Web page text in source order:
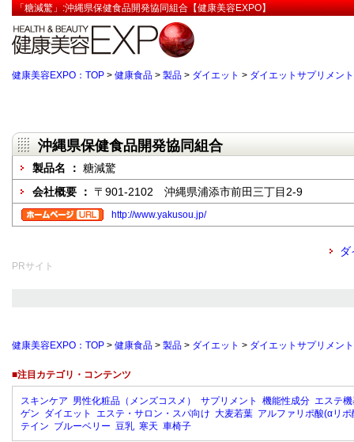
「糖減驚」:沖縄県保健食品開発協同組合【健康美容EXPO】
健康美容EXPO：TOP > 健康食品 > 製品 > ダイエット > ダイエットサプリメント
沖縄県保健食品開発協同組合
製品名 ： 糖減驚
会社概要 ： 〒901-2102 沖縄県浦添市前田三丁目2-9
http://www.yakusou.jp/
PRサイト
健康美容EXPO：TOP > 健康食品 > 製品 > ダイエット > ダイエットサプリメント
■注目カテゴリ・コンテンツ
スキンケア 男性化粧品（メンズコスメ） サプリメント 機能性成分 エステ
ゲン ダイエット エステ・サロン・スパ向け 大麦若葉 アルファリポ酸(αリポ
テイン ブルーベリー 豆乳 寒天 車椅子